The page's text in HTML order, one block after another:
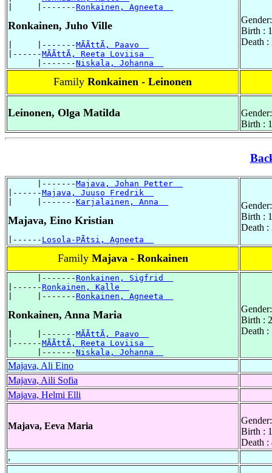
|     |-------Ronkainen, Agneeta
Ronkainen, Juho Ville
|     |-------MÃÃttÃ, Paavo
|------MÃÃttÃ, Reeta Loviisa
      |-------
Niskala, Johanna
Birth :
Death :
Family Ronkainen - Leinonen
Leinonen, Olga Matilda
Birth :
      |-------
Majava, Johan Petter
|------Majava, Juuso Fredrik
|     |-------Karjalainen, Anna
Majava, Eino Kristian
|------ Losola-PÃtsi, Agneeta
Birth :
Death :
Family Majava - Ronkainen
      |-------
Ronkainen, Sigfrid
|------Ronkainen, Kalle
|     |-------Ronkainen, Agneeta
Ronkainen, Anna Maria
|     |-------MÃÃttÃ, Paavo
|------MÃÃttÃ, Reeta Loviisa
      |-------
Niskala, Johanna
Birth :
Death :
Majava, Ali Eino
Majava, Aili Sofia
Majava, Helmi Elli
Majava, Eeva Maria
Birth :
Death :
,